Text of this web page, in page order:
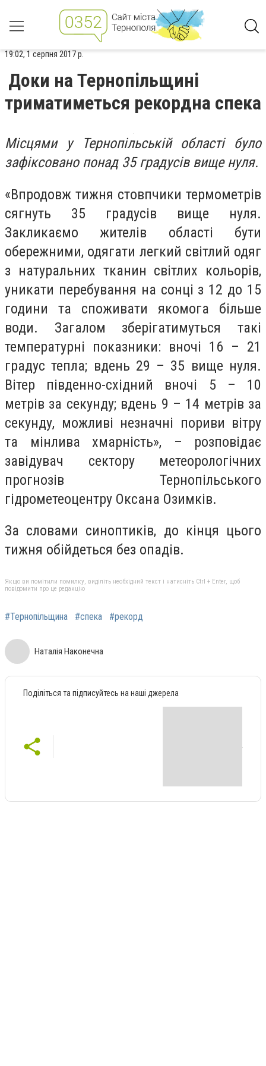
19:02, 1 серпня 2017 р.
Доки на Тернопільщині
триматиметься рекордна спека
Місцями у Тернопільській області було
зафіксовано понад 35 градусів вище нуля.
«Впродовж тижня стовпчики термометрів
сягнуть 35 градусів вище нуля.
Закликаємо жителів області бути
обережними, одягати легкий світлий одяг
з натуральних тканин світлих кольорів,
уникати перебування на сонці з 12 до 15
години та споживати якомога більше
води. Загалом зберігатимуться такі
температурні показники: вночі 16 – 21
градус тепла; вдень 29 – 35 вище нуля.
Вітер південно-східний вночі 5 – 10
метрів за секунду; вдень 9 – 14 метрів за
секунду, можливі незначні пориви вітру
та мінлива хмарність», – розповідає
завідувач сектору метеорологічних
прогнозів Тернопільського
гідрометеоцентру Оксана Озимків.
За словами синоптиків, до кінця цього
тижня обійдеться без опадів.
Якщо ви помітили помилку, виділіть необхідний текст і натисніть Ctrl + Enter, щоб
повідомити про це редакцію
#Тернопільщина #спека #рекорд
Наталія Наконечна
Поділіться та підписуйтесь на наші джерела